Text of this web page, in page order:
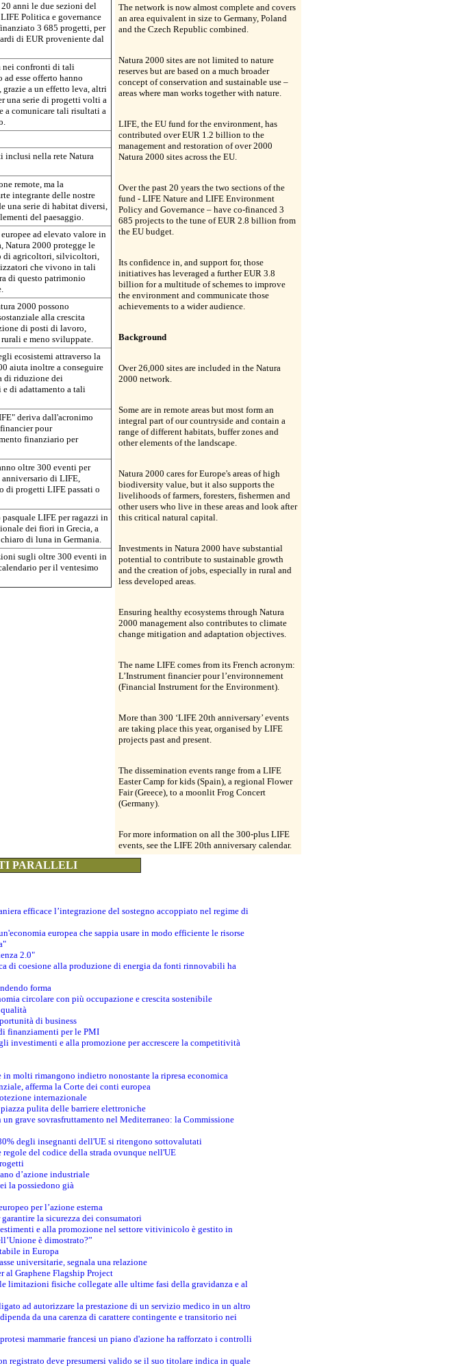
anni le due sezioni del
Politica e governance
3 685 progetti, per
di EUR proveniente dal
nei confronti di tali
esse offerto hanno
grazie a un effetto leva, altri
una serie di progetti volti a
a comunicare tali risultati a
inclusi nella rete Natura
remote, ma la
integrante delle nostre
una serie di habitat diversi,
del paesaggio.
ad elevato valore in
2000 protegge le
di agricoltori, silvicoltori,
che vivono in tali
di questo patrimonio
2000 possono
alla crescita
di posti di lavoro,
e meno sviluppate.
ecosistemi attraverso la
aiuta inoltre a conseguire
di riduzione dei
di adattamento a tali
deriva dall'acronimo
pour
finanziario per
oltre 300 eventi per
di LIFE,
di progetti LIFE passati o
pasquale LIFE per ragazzi in
dei fiori in Grecia, a
di luna in Germania.
sugli oltre 300 eventi in
per il ventesimo
The network is now almost complete and covers
an area equivalent in size to Germany, Poland
and the Czech Republic combined.
Natura 2000 sites are not limited to nature
reserves but are based on a much broader
concept of conservation and sustainable use –
areas where man works together with nature.
LIFE, the EU fund for the environment, has
contributed over EUR 1.2 billion to the
management and restoration of over 2000
Natura 2000 sites across the EU.
Over the past 20 years the two sections of the
fund - LIFE Nature and LIFE Environment
Policy and Governance – have co-financed 3
685 projects to the tune of EUR 2.8 billion from
the EU budget.
Its confidence in, and support for, those
initiatives has leveraged a further EUR 3.8
billion for a multitude of schemes to improve
the environment and communicate those
achievements to a wider audience.
Background
Over 26,000 sites are included in the Natura
2000 network.
Some are in remote areas but most form an
integral part of our countryside and contain a
range of different habitats, buffer zones and
other elements of the landscape.
Natura 2000 cares for Europe's areas of high
biodiversity value, but it also supports the
livelihoods of farmers, foresters, fishermen and
other users who live in these areas and look after
this critical natural capital.
Investments in Natura 2000 have substantial
potential to contribute to sustainable growth
and the creation of jobs, especially in rural and
less developed areas.
Ensuring healthy ecosystems through Natura
2000 management also contributes to climate
change mitigation and adaptation objectives.
The name LIFE comes from its French acronym:
L’Instrument financier pour l’environnement
(Financial Instrument for the Environment).
More than 300 ‘LIFE 20th anniversary’ events
are taking place this year, organised by LIFE
projects past and present.
The dissemination events range from a LIFE
Easter Camp for kids (Spain), a regional Flower
Fair (Greece), to a moonlit Frog Concert
(Germany).
For more information on all the 300-plus LIFE
events, see the LIFE 20th anniversary calendar.
PARALLELI
efficace l’integrazione del sostegno accoppiato nel regime di
europea che sappia usare in modo efficiente le risorse
2.0"
di coesione alla produzione di energia da fonti rinnovabili ha
forma
circolare con più occupazione e crescita sostenibile
di business
finanziamenti per le PMI
investimenti e alla promozione per accrescere la competitività
in molti rimangono indietro nonostante la ripresa economica
afferma la Corte dei conti europea
internazionale
pulita delle barriere elettroniche
grave sovrasfruttamento nel Mediterraneo: la Commissione
degli insegnanti dell'UE si ritengono sottovalutati
regole del codice della strada ovunque nell'UE
d’azione industriale
la possiedono già
per l’azione esterna
la sicurezza dei consumatori
e alla promozione nel settore vitivinicolo è gestito in
è dimostrato?”
in Europa
universitarie, segnala una relazione
al Graphene Flagship Project
limitazioni fisiche collegate alle ultime fasi della gravidanza e al
ad autorizzare la prestazione di un servizio medico in un altro
da una carenza di carattere contingente e transitorio nei
mammarie francesi un piano d'azione ha rafforzato i controlli
registrato deve presumersi valido se il suo titolare indica in quale